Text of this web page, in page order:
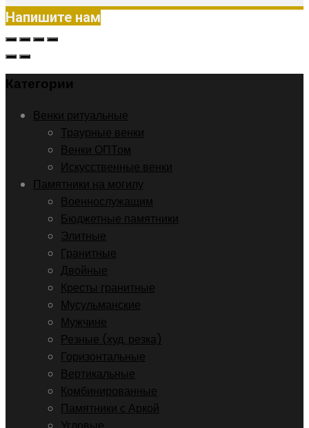
Напишите нам
Категории
Венки ритуальные
Траурные венки
Венки ОПТом
Искусственные венки
Памятники на могилу
Военнослужащим
Бюджетные памятники
Элитные
Гранитные
Двойные
Кресты гранитные
Мусульманские
Мужчине
Резные (худ. резка)
Горизонтальные
Вертикальные
Комбинированные
Памятники с Аркой